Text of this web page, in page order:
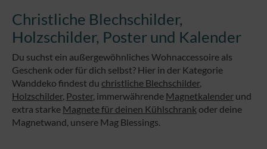
Christliche Blechschilder,
Holzschilder, Poster und Kalender
Du suchst ein außergewöhnliches Wohnaccessoire als
Geschenk oder für dich selbst? Hier in der Kategorie
Wanddeko findest du christliche Blechschilder,
Holzschilder, Poster, immerwährende Magnetkalender und
extra starke Magnete für deinen Kühlschrank oder deine
Magnetwand, unsere Mag Blessings.